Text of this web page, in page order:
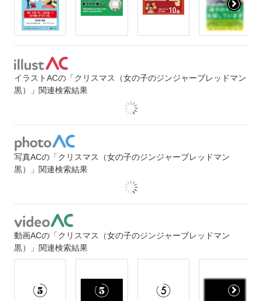
イラストACの「クリスマス（女の子のジンジャーブレッドマン
黒）」関連検索結果
写真ACの「クリスマス（女の子のジンジャーブレッドマン
黒）」関連検索結果
動画ACの「クリスマス（女の子のジンジャーブレッドマン
黒）」関連検索結果